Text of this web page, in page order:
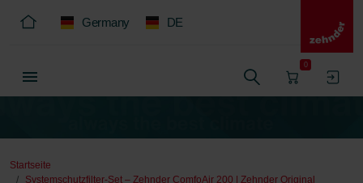
Germany DE
0
Startseite
Systemschutzfilter-Set – Zehnder ComfoAir 200 | Zehnder Original